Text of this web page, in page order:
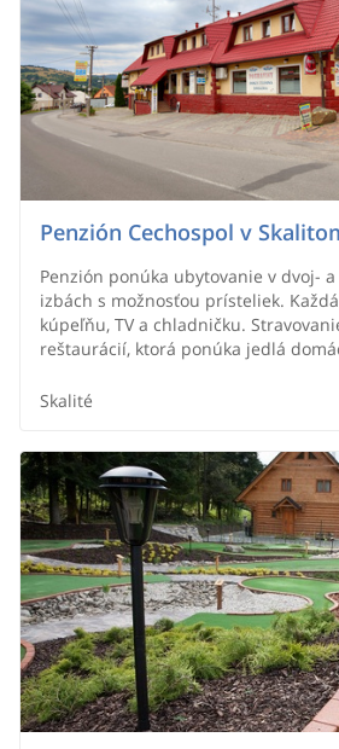
Penzión Cechospol v
Penzión ponúka ubytovanie v dvoj-
izbách s možnosťou prísteliek.
kúpeľňu, TV a chladničku.
reštaurácií, ktorá ponúka jedlá
Skalité